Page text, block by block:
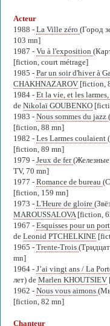
Acteur
1988 - La Ville zéro (Город
103 mn]
1987 - Vu à l'exposition
[fiction, court métrage]
1985 - Par un soir d'hiver à
CHAKHNAZAROV [fiction,
1984 - Et la vie, et les
de Nikolaï GOUBENKO
1983 - Nous sommes du jazz
[fiction, 88 mn]
1982 - Les Larmes coulaient
[fiction, 89 mn]
1979 - Jeux de fer
TV, 70 mn]
1977 - Romance de bureau
[fiction, 159 mn]
1973 - L'Heure de gloire
MAROUSSALOVA [fiction,
1967 - Esquisses pour un
de Leonid PTCHELKINE
1965 - Trente-Trois
mn]
1964 - J’ai vingt ans / La
лет) de Marlen KHOUTSIEV
1962 - Nous vous aimons
[fiction, 82 mn]
Chanteur